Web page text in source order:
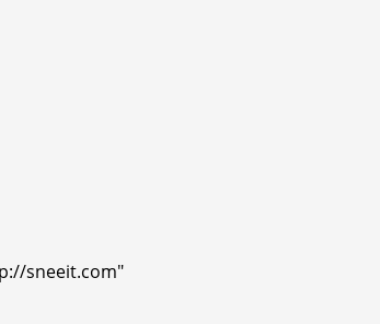
sneeit.com"